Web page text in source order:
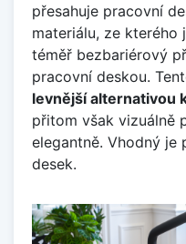
přesahuje pracovní
materiálu, ze kterého
téměř bezbariérový
pracovní deskou.
levnější alternativou
přitom však vizuálně
elegantně. Vhodný je
desek.